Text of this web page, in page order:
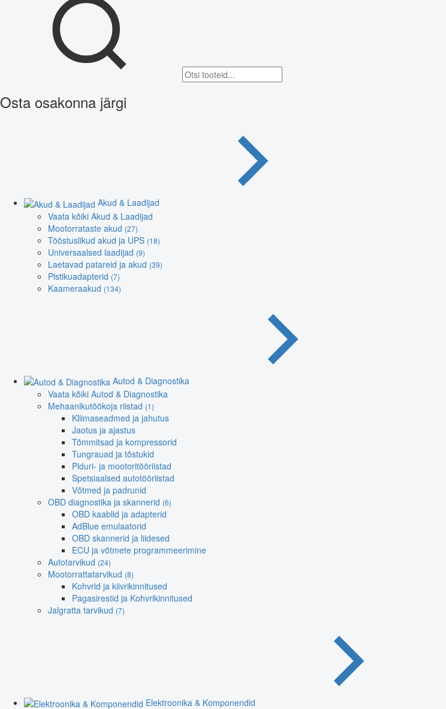
Osta osakonna järgi
Akud & Laadijad
Vaata kõiki Akud & Laadijad
Mootorrataste akud (27)
Tööstuslikud akud ja UPS (18)
Universaalsed laadijad (9)
Laetavad patareid ja akud (39)
Pistikuadapterid (7)
Kaameraakud (134)
Autod & Diagnostika
Vaata kõiki Autod & Diagnostika
Mehaanikutöökoja riistad (1)
Kliimaseadmed ja jahutus
Jaotus ja ajastus
Tõmmitsad ja kompressorid
Tungrauad ja tõstukid
Piduri- ja mootoritööriistad
Spetsiaalsed autotööriistad
Võtmed ja padrunid
OBD diagnostika ja skannerid (6)
OBD kaablid ja adapterid
AdBlue emulaatorid
OBD skannerid ja liidesed
ECU ja võtmete programmeerimine
Autotarvikud (24)
Mootorrattatarvikud (8)
Kohvrid ja kiivrikinnitused
Pagasirestid ja Kohvrikinnitused
Jalgratta tarvikud (7)
Elektroonika & Komponendid